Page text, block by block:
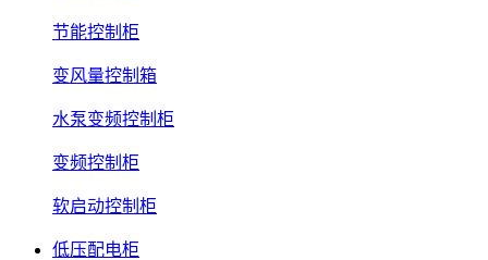
节能控制柜
变风量控制箱
水泵变频控制柜
变频控制柜
软启动控制柜
低压配电柜